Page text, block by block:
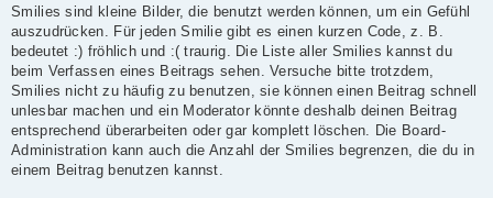
Smilies sind kleine Bilder, die benutzt werden können, um ein Gefühl
auszudrücken. Für jeden Smilie gibt es einen kurzen Code, z. B.
bedeutet :) fröhlich und :( traurig. Die Liste aller Smilies kannst du
beim Verfassen eines Beitrags sehen. Versuche bitte trotzdem,
Smilies nicht zu häufig zu benutzen, sie können einen Beitrag schnell
unlesbar machen und ein Moderator könnte deshalb deinen Beitrag
entsprechend überarbeiten oder gar komplett löschen. Die Board-
Administration kann auch die Anzahl der Smilies begrenzen, die du in
einem Beitrag benutzen kannst.